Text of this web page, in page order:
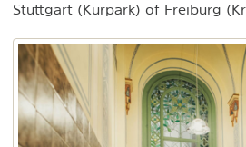
Stuttgart (Kurpark) of Freiburg